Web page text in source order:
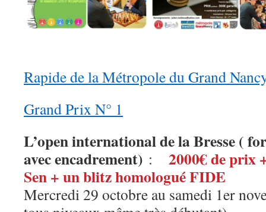
Rapide de la Métropole du Grand
Grand Prix N° 1
L’open international de la Bresse (
avec encadrement) : 2000€ de prix
Sen + un blitz homologué FIDE
Mercredi 29 octobre au samedi 1er